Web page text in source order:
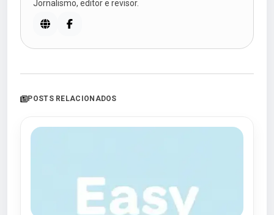
Jornalismo, editor e revisor.
POSTS RELACIONADOS